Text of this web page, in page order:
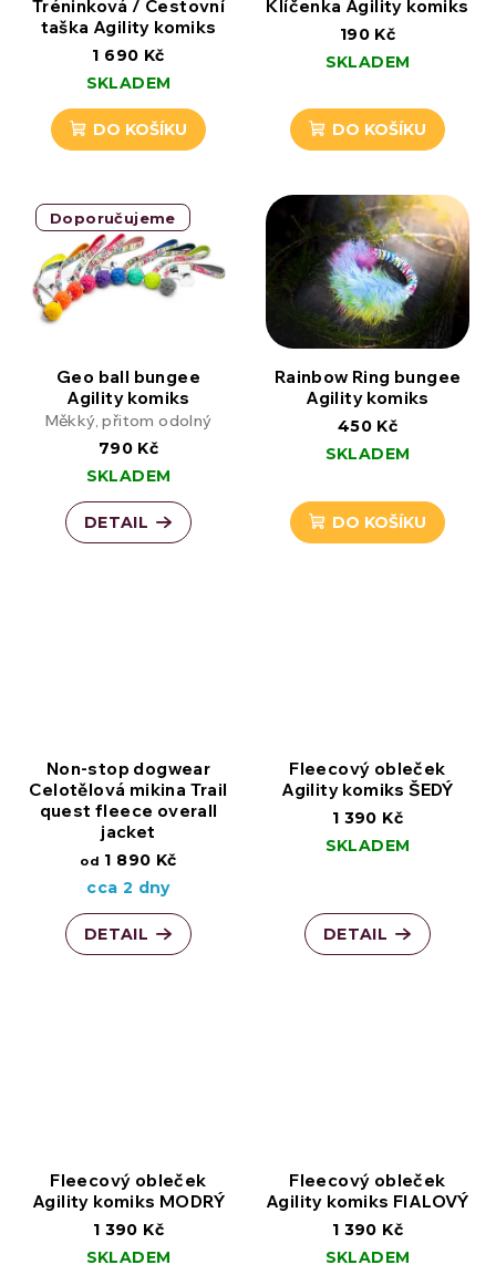
Tréninková / Cestovní
taška Agility komiks
1 690 Kč
SKLADEM
DO KOŠÍKU
Klíčenka Agility komiks
190 Kč
SKLADEM
DO KOŠÍKU
Doporučujeme
Geo ball bungee
Agility komiks
Měkký, přitom odolný
790 Kč
SKLADEM
DETAIL
Rainbow Ring bungee
Agility komiks
450 Kč
SKLADEM
DO KOŠÍKU
Non-stop dogwear
Celotělová mikina Trail
quest fleece overall
jacket
od 1 890 Kč
cca 2 dny
DETAIL
Fleecový obleček
Agility komiks ŠEDÝ
1 390 Kč
SKLADEM
DETAIL
Fleecový obleček
Agility komiks MODRÝ
1 390 Kč
SKLADEM
Fleecový obleček
Agility komiks FIALOVÝ
1 390 Kč
SKLADEM